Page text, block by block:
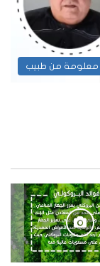
معلومة من طبيب